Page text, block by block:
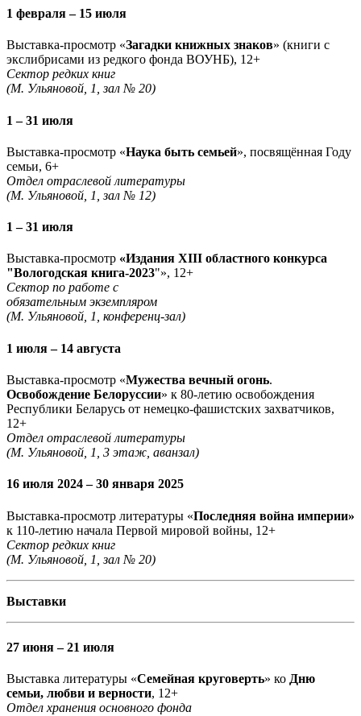
1 февраля – 15 июля
Выставка-просмотр «Загадки книжных знаков» (книги с
экслибрисами из редкого фонда ВОУНБ), 12+
Сектор редких книг
(М. Ульяновой, 1, зал № 20)
1 – 31 июля
Выставка-просмотр «Наука быть семьей», посвящённая Году
семьи, 6+
Отдел отраслевой литературы
(М. Ульяновой, 1, зал № 12)
1 – 31 июля
Выставка-просмотр «Издания XIII областного конкурса
"Вологодская книга-2023"», 12+
Сектор по работе с
обязательным экземпляром
(М. Ульяновой, 1, конференц-зал)
1 июля – 14 августа
Выставка-просмотр «Мужества вечный огонь.
Освобождение Белоруссии» к 80-летию освобождения
Республики Беларусь от немецко-фашистских захватчиков,
12+
Отдел отраслевой литературы
(М. Ульяновой, 1, 3 этаж, аванзал)
16 июля 2024 – 30 января 2025
Выставка-просмотр литературы «Последняя война империи»
к 110-летию начала Первой мировой войны, 12+
Сектор редких книг
(М. Ульяновой, 1, зал № 20)
Выставки
27 июня – 21 июля
Выставка литературы «Семейная круговерть» ко Дню
семьи, любви и верности, 12+
Отдел хранения основного фонда